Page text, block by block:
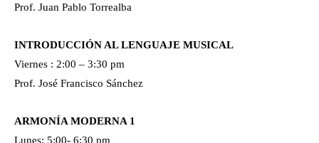
Prof. Juan Pablo Torrealba
INTRODUCCIÓN AL LENGUAJE MUSICAL
Viernes : 2:00 – 3:30 pm
Prof. José Francisco Sánchez
ARMONÍA MODERNA 1
Lunes: 5:00- 6:30 pm